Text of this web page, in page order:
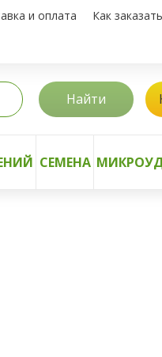
и оплата Как заказать
Найти
СЕМЕНА